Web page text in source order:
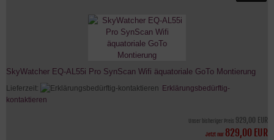
SkyWatcher EQ-AL55i Pro SynScan Wifi äquatoriale GoTo Montierung
Lieferzeit:
Erklärungsbedürftig-
kontaktieren
Unser bisheriger Preis 929,00 EUR
Jetzt nur 829,00 EUR